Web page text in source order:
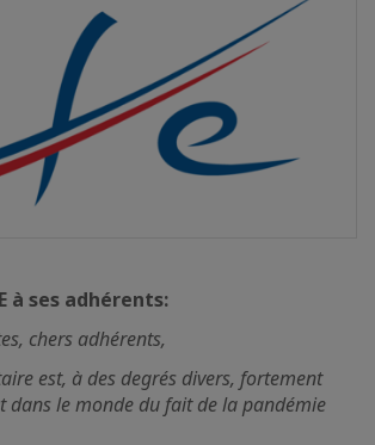
à ses adhérents:
chers adhérents,
est, à des degrés divers, fortement
dans le monde du fait de la pandémie